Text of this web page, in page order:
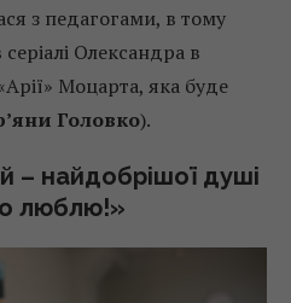
з педагогами, в тому
Олександра в
Моцарта, яка буде
Головко).
– найдобрішої душі
люблю!»